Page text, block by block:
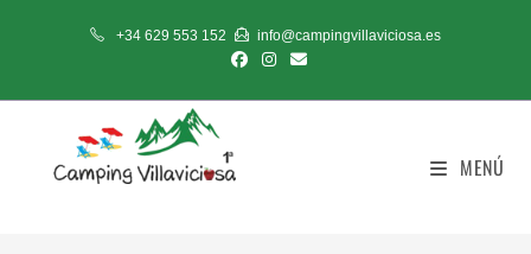
+34 629 553 152 info@campingvillaviciosa.es
MENÚ